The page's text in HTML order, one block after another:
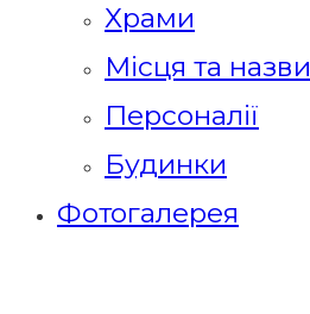
Храми
Місця та назви
Персоналії
Будинки
Фотогалерея